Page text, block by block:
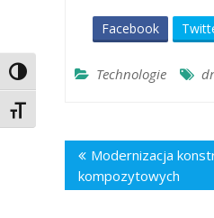
Toggle High Contrast
Toggle Font size
Facebook
Technologie
Nawigacja
wpisu
Modernizacja
kompozytowych